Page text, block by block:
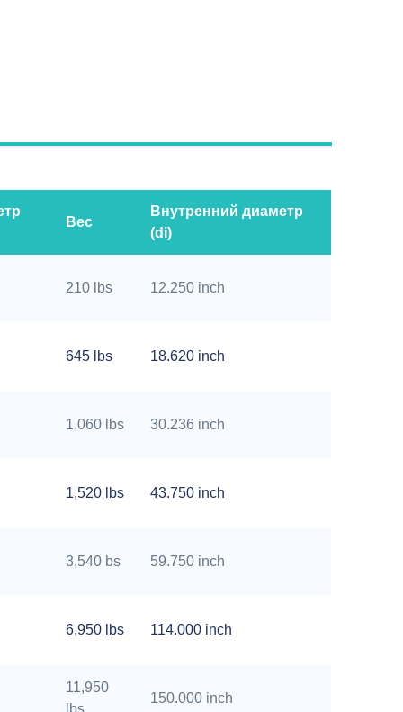
Вес
Внутренний диаметр
(di)
210 lbs 12.250 inch
645 lbs 18.620 inch
1,060 lbs 30.236 inch
1,520 lbs 43.750 inch
3,540 bs 59.750 inch
6,950 lbs 114.000 inch
11,950
150.000 inch